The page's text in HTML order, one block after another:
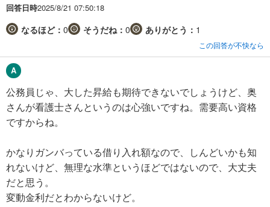
回答日時2025/8/21 07:50:18
なるほど： 0 そうだね： 0 ありがとう： 1
この回答が不快なら
公務員じゃ、大した昇給も期待できないでしょうけど、奥
さんが看護士さんというのは心強いですね。需要高い資格
ですからね。
かなりガンバっている借り入れ額なので、しんどいかも知
れないけど、無理な水準というほどではないので、大丈夫
だと思う。
変動金利だとわからないけど。